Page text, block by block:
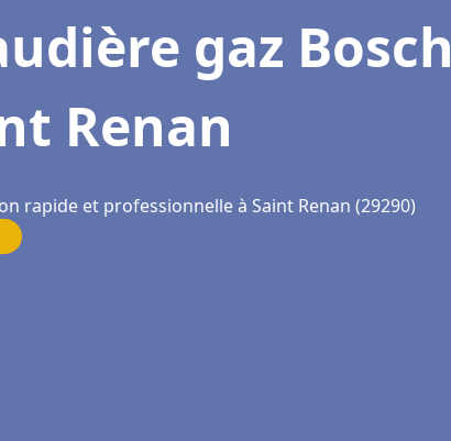
gaz Bosch
Renan
rapide et professionnelle à Saint Renan (29290)